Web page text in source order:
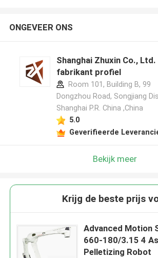
ONGEVEER ONS
Shanghai Zhuxin Co., Ltd.
fabrikant profiel
Room 101, Building B, 99
Dongzhou Road, Songjiang
Shanghai P.R. China ,China
5.0
Geverifieerde
Bekijk meer
Krijg de beste prijs
Advanced Motion
660-180/3.15 4
Pelletizing Robot